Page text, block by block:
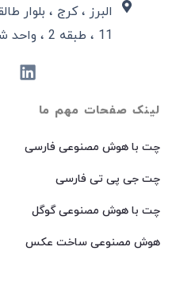
لینک صفحات مهم ما
چت با هوش مصنوعی فارسی
چت جی پی تی فارسی
چت با هوش مصنوعی گوگل
هوش مصنوعی ساخت عکس
البرز ، کرج ، بلوار
11 ، طبقه 2 ، واحد شرقی